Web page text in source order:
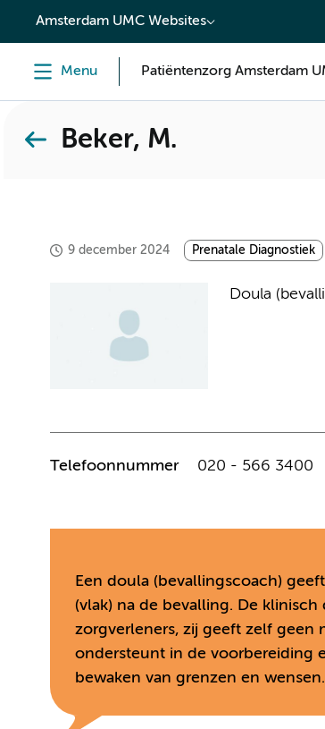
content
Amsterdam UMC Websites
Menu Patiëntenzorg Amsterdam
Beker, M.
9 december 2024 Prenatale Diagnostiek
Doula
Telefoonnummer 020 - 566 3400
Een doula (bevallingscoach)
(vlak) na de bevalling. De
zorgverleners, zij geeft zelf geen
ondersteunt in de voorbereiding
bewaken van grenzen en wensen.